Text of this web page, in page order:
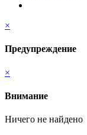
×
Предупреждение
×
Внимание
Ничего не найдено